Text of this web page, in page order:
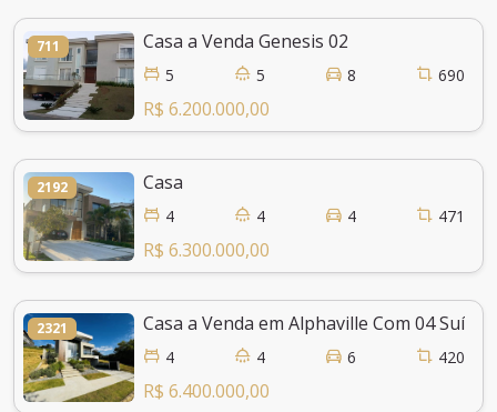
711 Casa a Venda Genesis 02
5 5 8 690
R$ 6.200.000,00
2192 Casa
4 4 4 471
R$ 6.300.000,00
2321 Casa a Venda em Alphaville Com 04 Suítes
4 4 6 420
R$ 6.400.000,00